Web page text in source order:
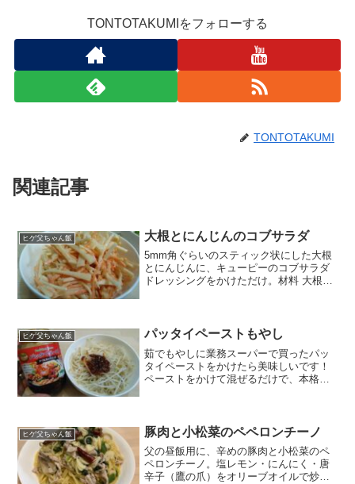
TONTOTAKUMIをフォローする
TONTOTAKUMI
関連記事
ヒゲ父ちゃん飯 大根とにんじんのコブサラダ
5mm角ぐらいのスティック状にした大根
とにんじんに、キューピーのコブサラダ
ドレッシングをかけただけ。材料 大根：
水分が出てくる...
ヒゲ父ちゃん飯 パッタイペーストもやし
茹でもやしに業務スーパーで買ったパッ
タイペーストをかけたら美味しいです！
ペーストをかけて混ぜるだけで、本格的
ト：ちょっと
ヒゲ父ちゃん飯 豚肉と小松菜のペペロンチーノ
父の昼飯用に、辛めの豚肉と小松菜のペ
ペロンチーノ。塩レモン・にんにく・唐
辛子（鷹の爪）をオリーブオイルで炒め